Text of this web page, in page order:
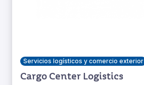
Servicios logísticos y comercio exterior
Cargo Center Logistics